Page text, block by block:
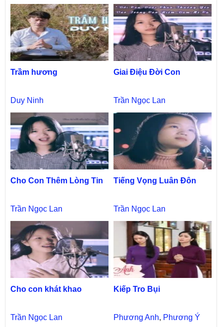
Trầm hương
Duy Ninh
Giai Điệu Đời Con
Trần Ngọc Lan
Cho Con Thêm Lòng Tin
Trần Ngọc Lan
Tiếng Vọng Luân Đôn
Trần Ngọc Lan
Cho con khát khao
Trần Ngọc Lan
Kiếp Tro Bụi
Phương Anh, Phương Ý